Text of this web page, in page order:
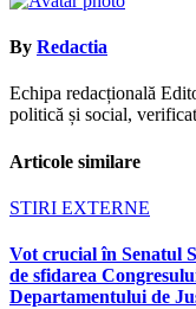
By Redactia
Echipa redacțională
politică și social,
Articole similare
STIRI EXTERNE
Vot crucial în Senatul
de sfidarea
Departamentului de